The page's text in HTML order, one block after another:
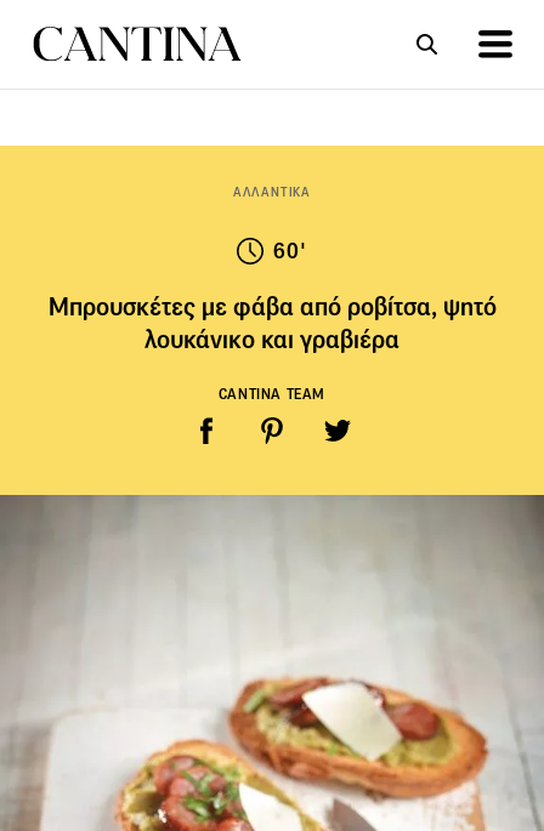
ΑΛΛΑΝΤΙΚΑ
60'
Μπρουσκέτες με φάβα από ροβίτσα, ψητό
λουκάνικο και γραβιέρα
CANTINA TEAM